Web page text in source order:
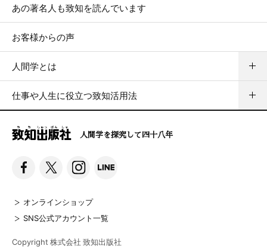
あの著名人も致知を読んでいます
お客様からの声
人間学とは
仕事や人生に役立つ致知活用法
人間学を探究して四十八年
オンラインショップ
SNS公式アカウント一覧
Copyright 株式会社 致知出版社